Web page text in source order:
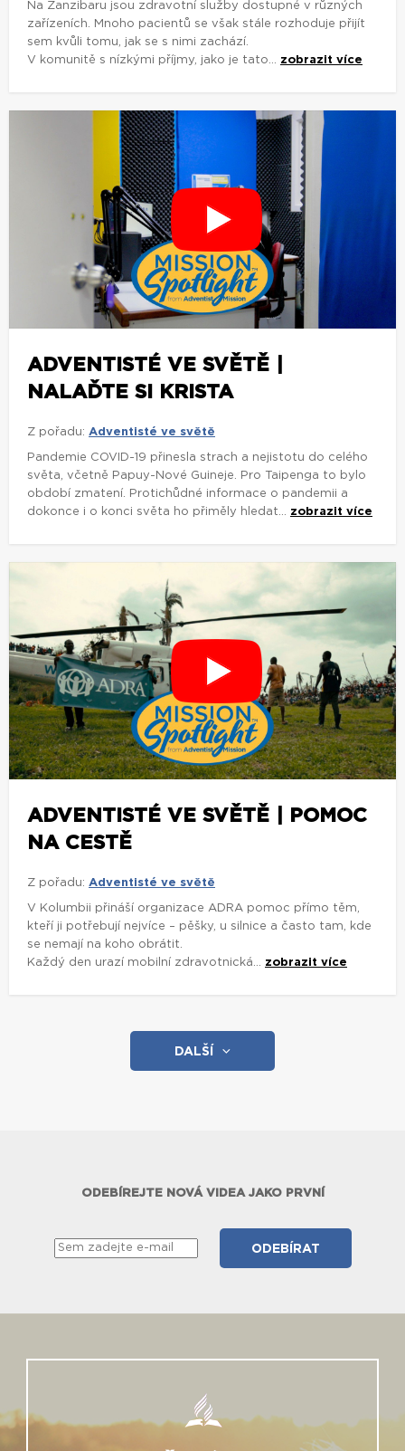
Na Zanzibaru jsou zdravotní služby dostupné v různých
zařízeních. Mnoho pacientů se však stále rozhoduje přijít
sem kvůli tomu, jak se s nimi zachází.
V komunitě s nízkými příjmy, jako je tato... zobrazit více
ADVENTISTÉ VE SVĚTĚ |
NALAĎTE SI KRISTA
Z pořadu: Adventisté ve světě
Pandemie COVID-19 přinesla strach a nejistotu do celého
světa, včetně Papuy-Nové Guineje. Pro Taipenga to bylo
období zmatení. Protichůdné informace o pandemii a
dokonce i o konci světa ho přiměly hledat... zobrazit více
ADVENTISTÉ VE SVĚTĚ | POMOC
NA CESTĚ
Z pořadu: Adventisté ve světě
V Kolumbii přináší organizace ADRA pomoc přímo těm,
kteří ji potřebují nejvíce – pěšky, u silnice a často tam, kde
se nemají na koho obrátit.
Každý den urazí mobilní zdravotnická... zobrazit více
DALŠÍ
ODEBÍREJTE NOVÁ VIDEA JAKO PRVNÍ